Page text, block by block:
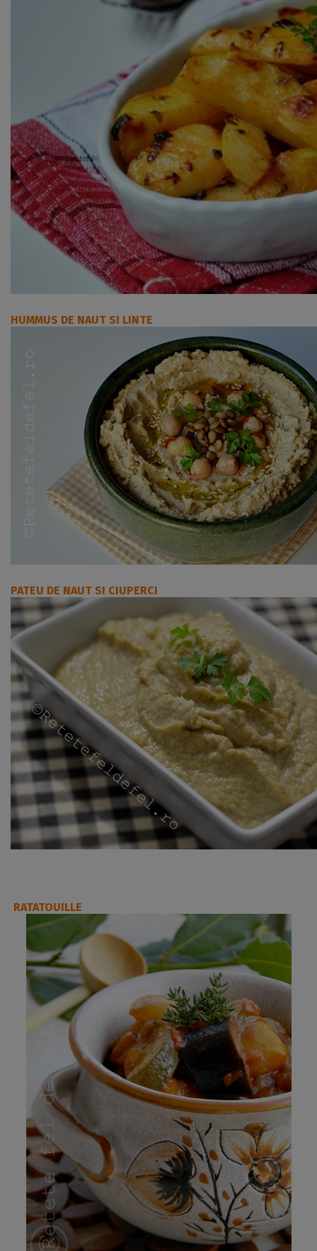
HUMMUS DE NAUT SI LINTE
PATEU DE NAUT SI CIUPERCI
RATATOUILLE